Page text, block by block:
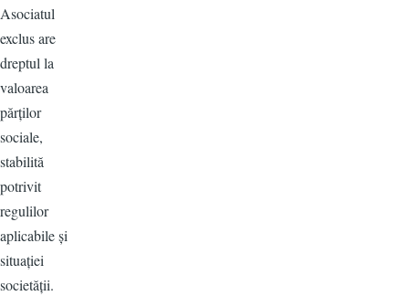
Asociatul
exclus are
dreptul la
valoarea
părților
sociale,
stabilită
potrivit
regulilor
aplicabile și
situației
societății.